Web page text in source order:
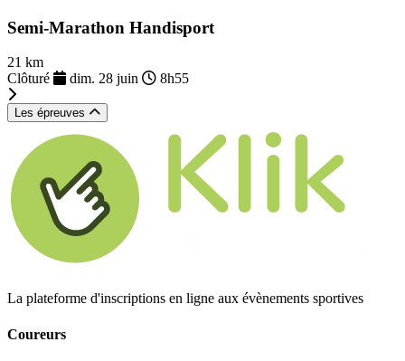
Semi-Marathon Handisport
21 km
Clôturé
dim. 28 juin 8h55
Les épreuves
La plateforme d'inscriptions en ligne aux évènements sportives
Coureurs